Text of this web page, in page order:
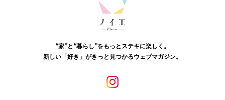
“家”と“暮らし”をもっとステキに楽しく。
新しい「好き」がきっと見つかるウェブマガジン。